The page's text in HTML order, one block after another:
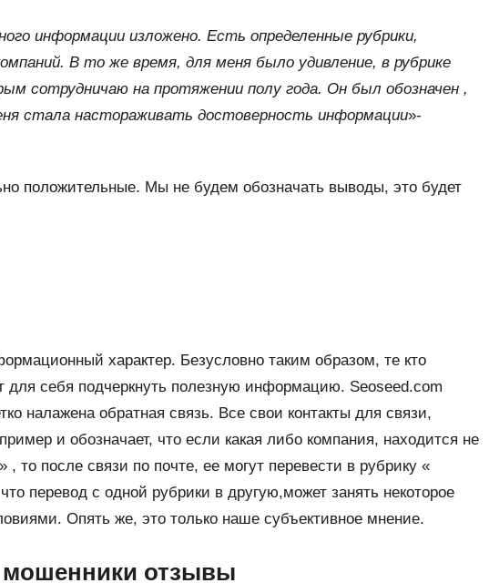
информации изложено. Есть определенные рубрики,
В то же время, для меня было удивление, в рубрике
сотрудничаю на протяжении полу года. Он был обозначен ,
стала настораживать достоверность информации»-
положительные. Мы не будем обозначать выводы, это будет
характер. Безусловно таким образом, те кто
для себя подчеркнуть полезную информацию. Seoseed.com
налажена обратная связь. Все свои контакты для связи,
и обозначает, что если какая либо компания, находится не
то после связи по почте, ее могут перевести в рубрику «
перевод с одной рубрики в другую,может занять некоторое
Опять же, это только наше субъективное мнение.
мошенники отзывы